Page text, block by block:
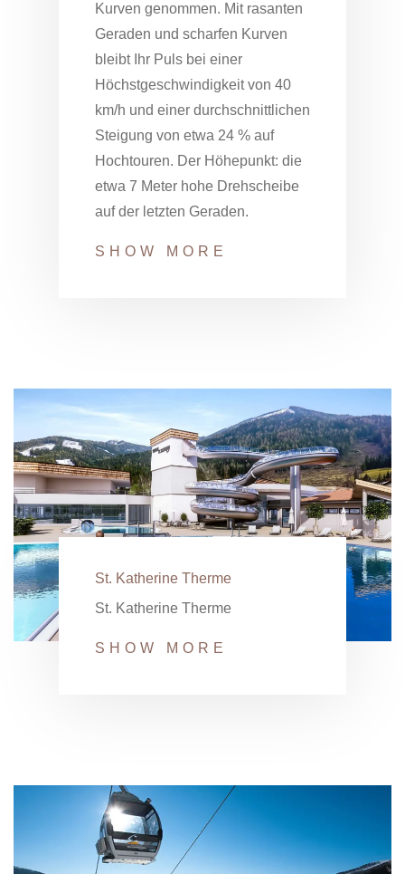
Kurven genommen. Mit rasanten
Geraden und scharfen Kurven
bleibt Ihr Puls bei einer
Höchstgeschwindigkeit von 40
km/h und einer durchschnittlichen
Steigung von etwa 24 % auf
Hochtouren. Der Höhepunkt: die
etwa 7 Meter hohe Drehscheibe
auf der letzten Geraden.
SHOW MORE
St. Katherine Therme
St. Katherine Therme
SHOW MORE